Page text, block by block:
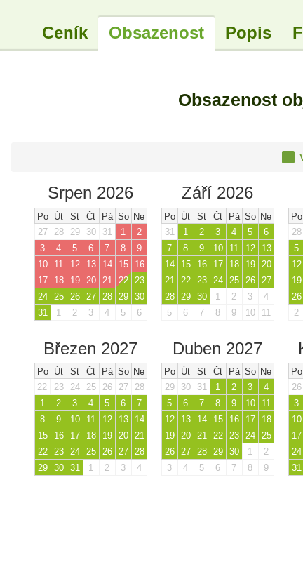
Ceník Obsazenost Popis
Obsazenost
Srpen 2026
Po Út St Čt Pá So Ne
27
28 29 30 31 1
2
3
4 5 6 7 8
9
10
11 12 13 14 15
16
17
18 19 20 21 22
23
24
25 26 27 28 29
30
31
1 2 3 4 5 6
Září 2026
Po Út St Čt Pá So Ne
31
1 2 3 4 5
6
7
8 9 10 11 12
13
14
15 16 17 18 19
20
21
22 23 24 25 26
27
28
29 30 1 2 3
4
5
6 7 8 9 10 11
Po
28
5
12
19
26
2
Březen 2027
Po Út St Čt Pá So Ne
22
23 24 25 26 27
28
1
2 3 4 5 6
7
8
9 10 11 12 13
14
15
16 17 18 19 20
21
22
23 24 25 26 27
28
29
30 31 1 2 3 4
Duben 2027
Po Út St Čt Pá So Ne
29
30 31 1 2 3
4
5
6 7 8 9 10
11
12
13 14 15 16 17
18
19
20 21 22 23 24
25
26
27 28 29 30 1
2
3
4 5 6 7 8 9
Po
26
3
10
17
24
31